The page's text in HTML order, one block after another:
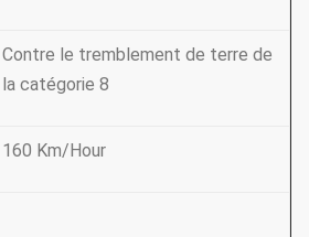
Contre le tremblement de terre de
la catégorie 8
160 Km/Hour